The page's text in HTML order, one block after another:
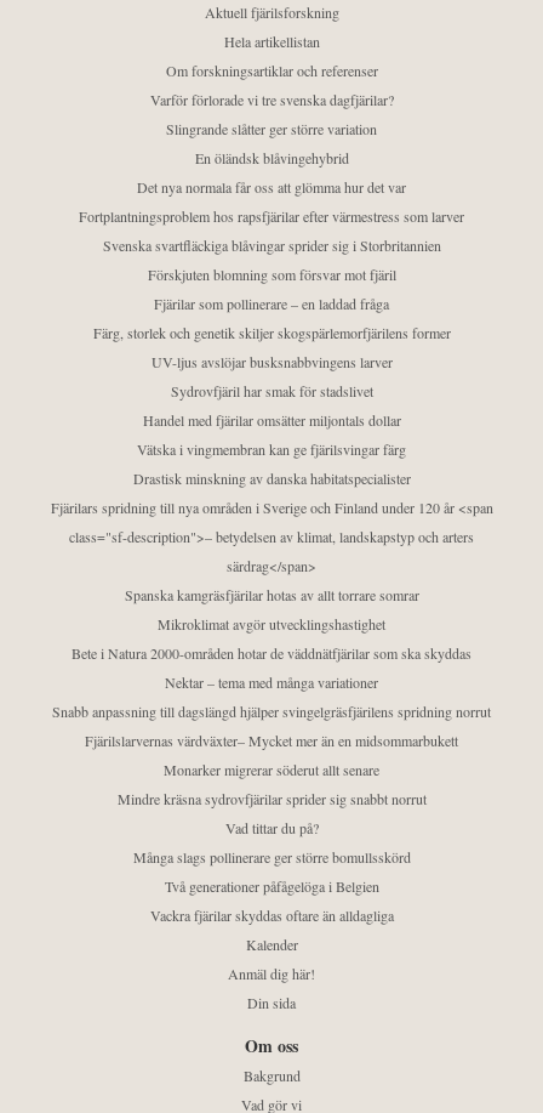
Aktuell fjärilsforskning
Hela artikellistan
Om forskningsartiklar och referenser
Varför förlorade vi tre svenska dagfjärilar?
Slingrande slåtter ger större variation
En öländsk blåvingehybrid
Det nya normala får oss att glömma hur det var
Fortplantningsproblem hos rapsfjärilar efter värmestress som larver
Svenska svartfläckiga blåvingar sprider sig i Storbritannien
Förskjuten blomning som försvar mot fjäril
Fjärilar som pollinerare – en laddad fråga
Färg, storlek och genetik skiljer skogspärlemorfjärilens former
UV-ljus avslöjar busksnabbvingens larver
Sydrovfjäril har smak för stadslivet
Handel med fjärilar omsätter miljontals dollar
Vätska i vingmembran kan ge fjärilsvingar färg
Drastisk minskning av danska habitatspecialister
Fjärilars spridning till nya områden i Sverige och Finland under 120 år <span
class="sf-description">– betydelsen av klimat, landskapstyp och arters
särdrag</span>
Spanska kamgräsfjärilar hotas av allt torrare somrar
Mikroklimat avgör utvecklingshastighet
Bete i Natura 2000-områden hotar de väddnätfjärilar som ska skyddas
Nektar – tema med många variationer
Snabb anpassning till dagslängd hjälper svingelgräsfjärilens spridning norrut
Fjärilslarvernas värdväxter– Mycket mer än en midsommarbukett
Monarker migrerar söderut allt senare
Mindre kräsna sydrovfjärilar sprider sig snabbt norrut
Vad tittar du på?
Många slags pollinerare ger större bomullsskörd
Två generationer påfågelöga i Belgien
Vackra fjärilar skyddas oftare än alldagliga
Kalender
Anmäl dig här!
Din sida
Om oss
Bakgrund
Vad gör vi